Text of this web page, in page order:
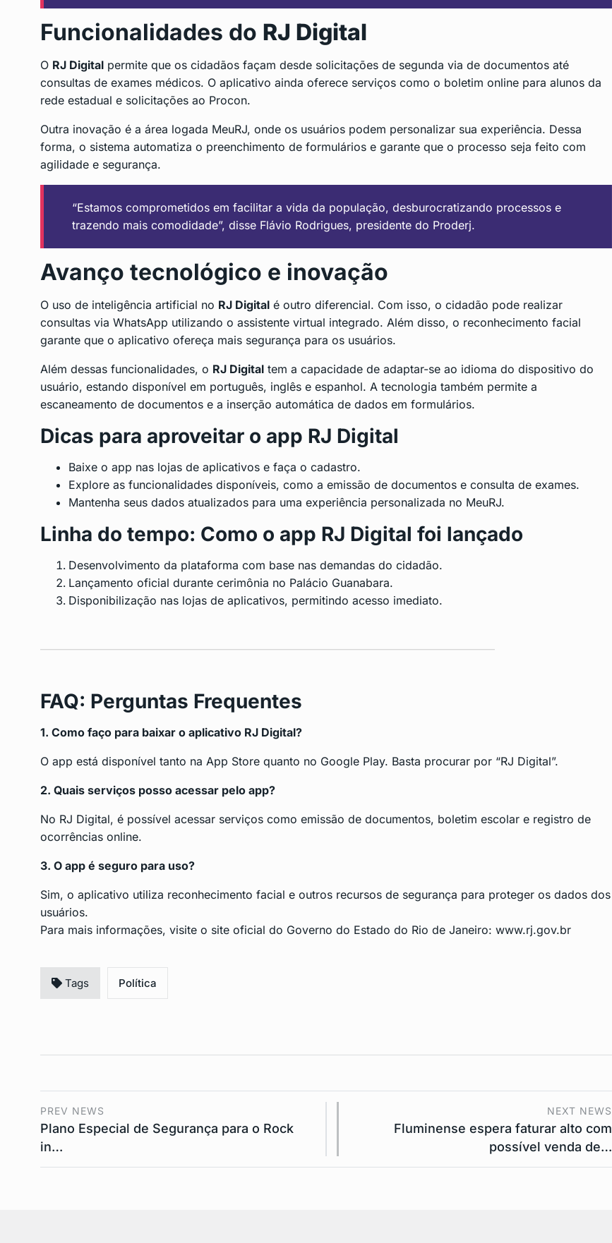
Funcionalidades do RJ Digital
O RJ Digital permite que os cidadãos façam desde solicitações de segunda via de documentos até
consultas de exames médicos. O aplicativo ainda oferece serviços como o boletim online para alunos da
rede estadual e solicitações ao Procon.
Outra inovação é a área logada MeuRJ, onde os usuários podem personalizar sua experiência. Dessa
forma, o sistema automatiza o preenchimento de formulários e garante que o processo seja feito com
agilidade e segurança.
“Estamos comprometidos em facilitar a vida da população, desburocratizando processos e
trazendo mais comodidade”, disse Flávio Rodrigues, presidente do Proderj.
Avanço tecnológico e inovação
O uso de inteligência artificial no RJ Digital é outro diferencial. Com isso, o cidadão pode realizar
consultas via WhatsApp utilizando o assistente virtual integrado. Além disso, o reconhecimento facial
garante que o aplicativo ofereça mais segurança para os usuários.
Além dessas funcionalidades, o RJ Digital tem a capacidade de adaptar-se ao idioma do dispositivo do
usuário, estando disponível em português, inglês e espanhol. A tecnologia também permite a
escaneamento de documentos e a inserção automática de dados em formulários.
Dicas para aproveitar o app RJ Digital
Baixe o app nas lojas de aplicativos e faça o cadastro.
Explore as funcionalidades disponíveis, como a emissão de documentos e consulta de exames.
Mantenha seus dados atualizados para uma experiência personalizada no MeuRJ.
Linha do tempo: Como o app RJ Digital foi lançado
Desenvolvimento da plataforma com base nas demandas do cidadão.
Lançamento oficial durante cerimônia no Palácio Guanabara.
Disponibilização nas lojas de aplicativos, permitindo acesso imediato.
FAQ: Perguntas Frequentes
1. Como faço para baixar o aplicativo RJ Digital?
O app está disponível tanto na App Store quanto no Google Play. Basta procurar por “RJ Digital”.
2. Quais serviços posso acessar pelo app?
No RJ Digital, é possível acessar serviços como emissão de documentos, boletim escolar e registro de
ocorrências online.
3. O app é seguro para uso?
Sim, o aplicativo utiliza reconhecimento facial e outros recursos de segurança para proteger os dados dos
usuários.
Para mais informações, visite o site oficial do Governo do Estado do Rio de Janeiro: www.rj.gov.br
Tags Política
PREV NEWS
Plano Especial de Segurança para o Rock
in…
NEXT NEWS
Fluminense espera faturar alto com
possível venda de…